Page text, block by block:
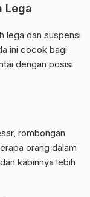
Lega
lega dan suspensi
ini cocok bagi
dengan posisi
rombongan
orang dalam
kabinnya lebih